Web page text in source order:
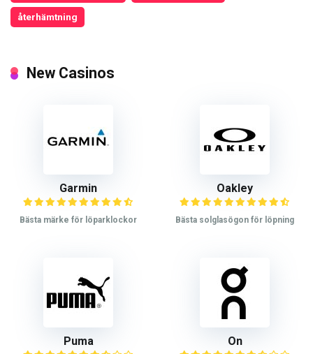
återhämtning
New Casinos
Garmin
Bästa märke för löparklockor
Oakley
Bästa solglasögon för löpning
Puma On